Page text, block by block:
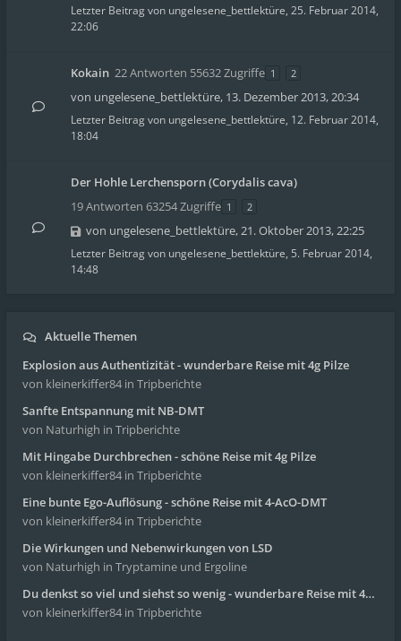
Letzter Beitrag von ungelesene_bettlektüre, 25. Februar 2014,
22:06
Kokain 22 Antworten 55632 Zugriffe 1 2
von ungelesene_bettlektüre, 13. Dezember 2013, 20:34
Letzter Beitrag von ungelesene_bettlektüre, 12. Februar 2014,
18:04
Der Hohle Lerchensporn (Corydalis cava)
19 Antworten 63254 Zugriffe 1 2
von ungelesene_bettlektüre,21. Oktober 2013, 22:25
Letzter Beitrag von ungelesene_bettlektüre, 5. Februar 2014,
14:48
Aktuelle Themen
Explosion aus Authentizität - wunderbare Reise mit 4g Pilze
von kleinerkiffer84 in Tripberichte
Sanfte Entspannung mit NB-DMT
von Naturhigh in Tripberichte
Mit Hingabe Durchbrechen - schöne Reise mit 4g Pilze
von kleinerkiffer84 in Tripberichte
Eine bunte Ego-Auflösung - schöne Reise mit 4-AcO-DMT
von kleinerkiffer84 in Tripberichte
Die Wirkungen und Nebenwirkungen von LSD
von Naturhigh in Tryptamine und Ergoline
Du denkst so viel und siehst so wenig - wunderbare Reise mit 4g Pilze
von kleinerkiffer84 in Tripberichte